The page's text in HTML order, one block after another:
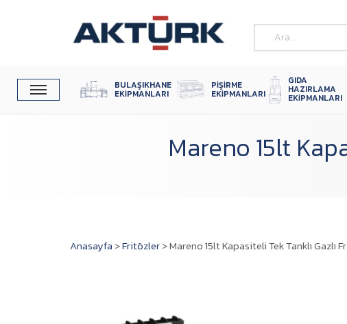
BULAŞIKHANE
EKIPMANLARI
PIŞIRME
EKIPMANLARI
GIDA
HAZIRLAMA
EKIPMANLARI
Mareno 15lt
Anasayfa >Fritözler>Mareno 15lt Kapasiteli Tek Tanklı Gazlı